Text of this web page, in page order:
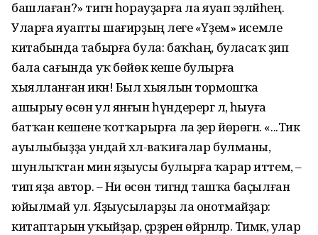
башлаған?» тигән һорауҙарға ла яуап эҙләйһең.
Уларға яуапты шағирҙың әлеге «Үҙем» исемле
китабында табырға була: баҡһаң, буласаҡ әҙип
бала сағында уҡ бөйөк кеше булырға
хыялланған икән! Был хыялын тормошҡа
ашырыу өсөн ул янғын һүндерергә лә, һыуға
батҡан кешене ҡотҡарырға ла әҙер йөрөгән. «...Тик
ауылыбыҙҙа ундай хәл-ваҡиғалар булманы,
шунлыҡтан мин яҙыусы булырға ҡарар иттем, –
тип яҙа автор. – Ни өсөн тигәндә ташҡа баҫылған
юйылмай ул. Яҙыусыларҙы ла онотмайҙар:
китаптарын уҡыйҙар, әҫәрҙәрен өйрәнәләр. Тимәк, улар